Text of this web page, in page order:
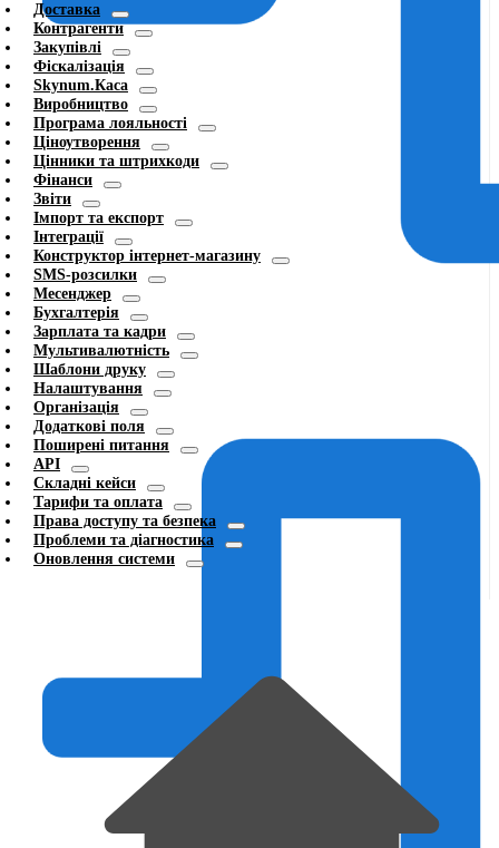
Доставка
Контрагенти
Закупівлі
Фіскалізація
Skynum.Каса
Виробництво
Програма лояльності
Ціноутворення
Цінники та штрихкоди
Фінанси
Звіти
Імпорт та експорт
Інтеграції
Конструктор інтернет-магазину
SMS-розсилки
Месенджер
Бухгалтерія
Зарплата та кадри
Мультивалютність
Шаблони друку
Налаштування
Організація
Додаткові поля
Поширені питання
API
Складні кейси
Тарифи та оплата
Права доступу та безпека
Проблеми та діагностика
Оновлення системи